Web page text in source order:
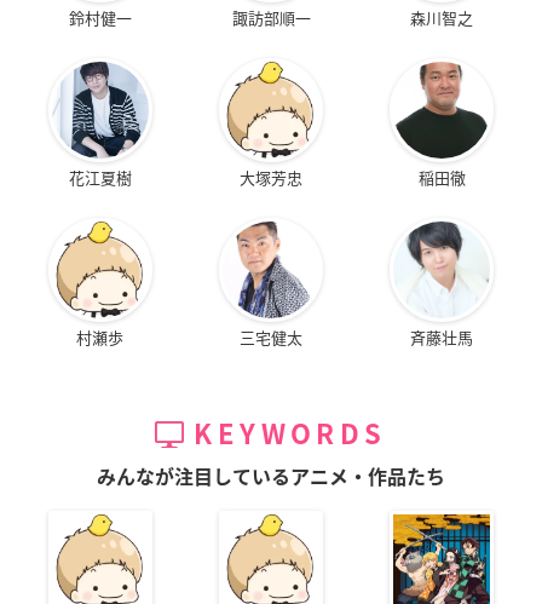
鈴村健一 諏訪部順一 森川智之
花江夏樹 大塚芳忠 稲田徹
村瀬歩 三宅健太 斉藤壮馬
KEYWORDS
みんなが注目しているアニメ・作品たち